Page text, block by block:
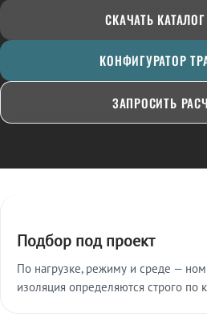
СКАЧАТЬ КАТАЛОГ
КОНФИГУРАТОР
ЗАПРОСИТЬ
Подбор под проект
По нагрузке, режиму и среде —
изоляция определяются строго по